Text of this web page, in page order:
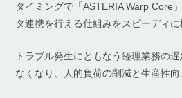
タイミングで「ASTERIA Warp Core
タ連携を行える仕組みをスピーディに
トラブル発生にともなう経理業務の
なくなり、人的負荷の削減と生産性向